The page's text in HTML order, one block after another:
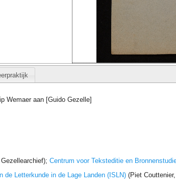
Wemaer aan [Guido Gezelle]
Gezellearchief);Centrum voor Teksteditie en
de Letterkunde in de Lage Landen (ISLN) (Piet